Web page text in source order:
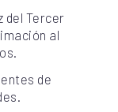
del Tercer
al
de